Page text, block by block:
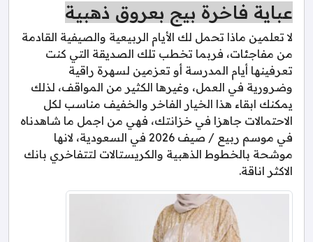
عباية فاخرة بيج بعروق ذهبية
لا تعلمين ماذا تحمل لك الأيام الربيعية والصيفية القادمة
من مفاجئات، فربما تخطب تلك الصديقة التي كنت
تعرفينها أيام المدرسة أو تعزمين لسهرة راقية
وضرورية في العمل، وغيرها الكثير من المواقف، لذلك
يمكنك ابقاء هذا الخيار الفاخر والخفيف مناسب لكل
الاحتمالات جاهزا في خزانتك، فهي من اجمل ما شاهدناه
في موسم ربيع / صيف 2026 في السعودية، لانها
موشحة بالخطوط الذهبية والكريستالات لتتفاخري بانك
الاكثر اناقة.